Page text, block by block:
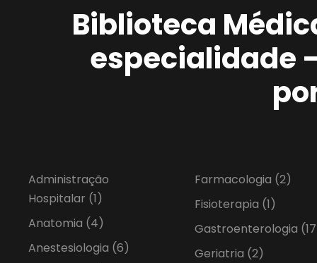
Biblioteca
especialidade
Administração
Hospitalar (1)
Anatomia (4)
Anestesiologia (6)
Farmacologia (2)
Fisioterapia (1)
Gastroenterologia
Geriatria (2)